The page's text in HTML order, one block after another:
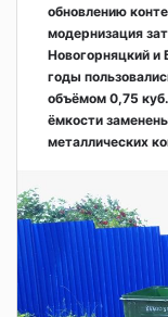
обновлению
модернизация
Новогорняцкий и
годы
объёмом 0,75
ёмкости
металлических